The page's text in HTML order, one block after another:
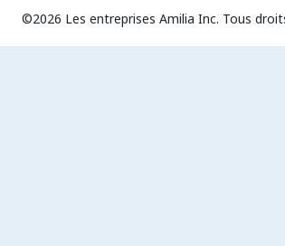
©2026 Les entreprises Amilia Inc. Tous